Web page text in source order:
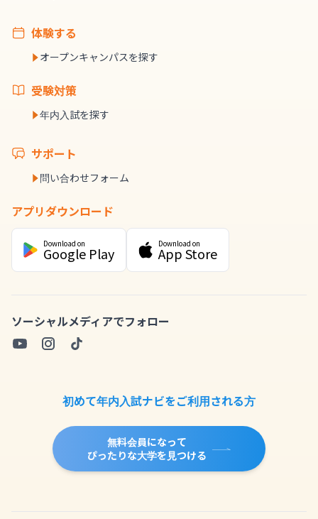
体験する
オープンキャンパスを探す
受験対策
年内入試を探す
サポート
問い合わせフォーム
アプリダウンロード
Download on
Google Play
Download on
App Store
ソーシャルメディアでフォロー
初めて年内入試ナビをご利用される方
無料会員になって
ぴったりな大学を見つける